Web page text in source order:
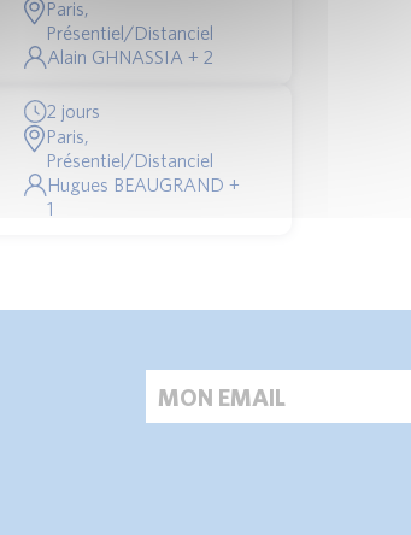
Paris,
Présentiel/Distanciel
Alain GHNASSIA + 2
2 jours
Paris,
Présentiel/Distanciel
Hugues BEAUGRAND +
1